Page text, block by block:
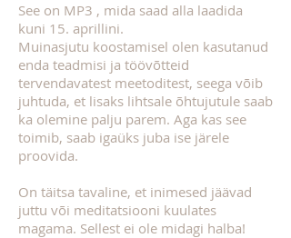
See on MP3 , mida saad alla laadida
kuni 15. aprillini.
Muinasjutu koostamisel olen kasutanud
enda teadmisi ja töövõtteid
tervendavatest meetoditest, seega võib
juhtuda, et lisaks lihtsale õhtujutule saab
ka olemine palju parem. Aga kas see
toimib, saab igaüks juba ise järele
proovida.
On täitsa tavaline, et inimesed jäävad
juttu või meditatsiooni kuulates
magama. Sellest ei ole midagi halba!